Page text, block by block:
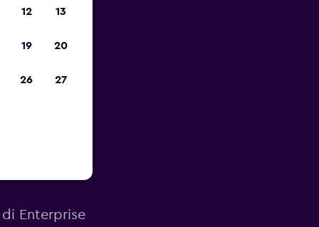
Enterprise
12 13
19 20
26 27